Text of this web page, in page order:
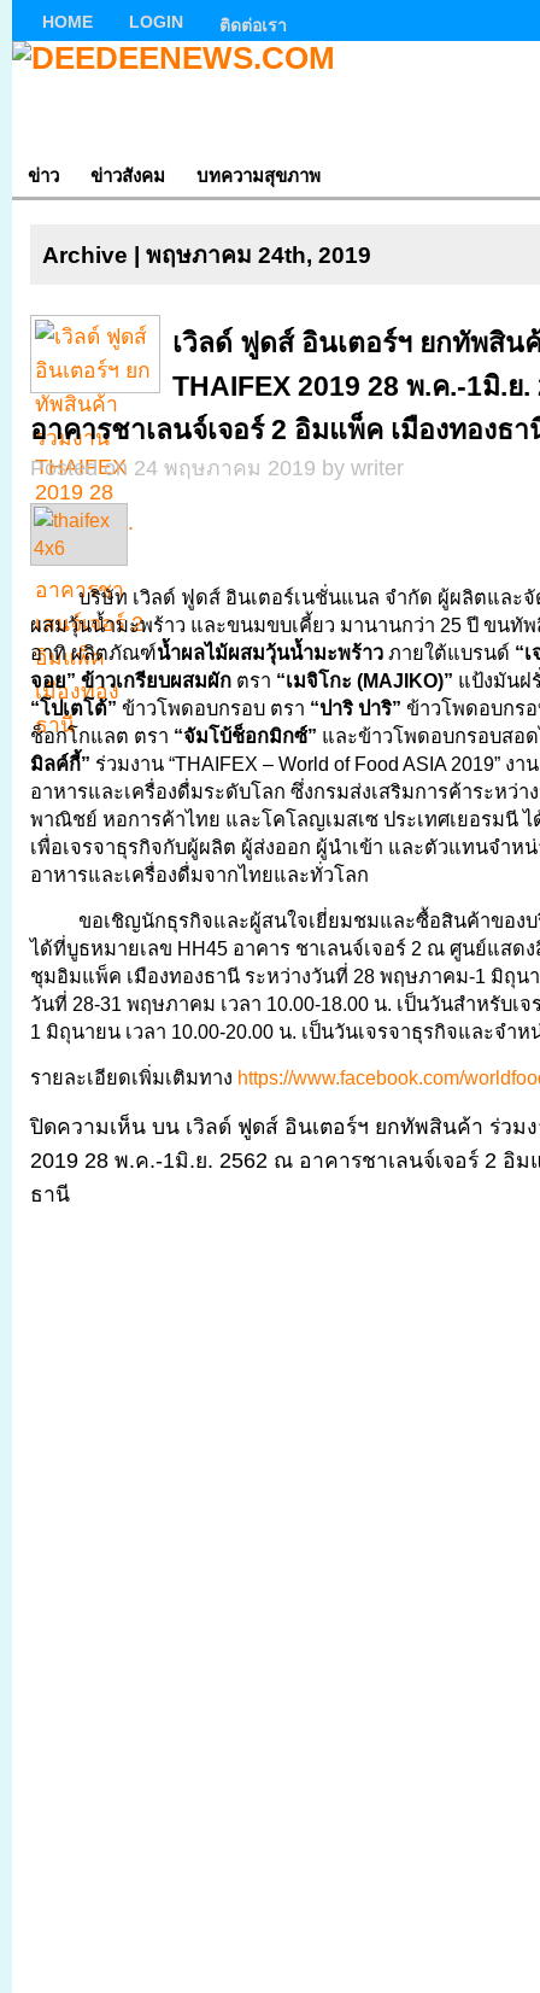
HOME LOGIN ติดต่อเรา
ข่าว ข่าวสังคม บทความสุขภาพ
Archive | พฤษภาคม 24th, 2019
เวิลด์ ฟูดส์ อินเตอร์ฯ ยกทัพสิน
THAIFEX 2019 28 พ.ค.-1มิ.ย
อาคารชาเลนจ์เจอร์ 2 อิมแพ็ค เมืองทองธา
Posted on 24 พฤษภาคม 2019 by writer
บริษัท เวิลด์ ฟูดส์ อินเตอร์เนชั่นแนล จำกัด ผู้ผลิตและ
ผสมวุ้นน้ำมะพร้าว และขนมขบเคี้ยว มานานกว่า 25 ปี ขนทั
อาทิ ผลิตภัณฑ์น้ำผลไม้ผสมวุ้นน้ำมะพร้าว ภายใต้แบรนด์ “
จอย” ข้าวเกรียบผสมผัก ตรา “เมจิโกะ (MAJIKO)” แป้งมันฝ
“โปเตโต้” ข้าวโพดอบกรอบ ตรา “ปาริ ปาริ” ข้าวโพดอบกร
ช็อกโกแลต ตรา “จัมโบ้ช็อกมิกซ์” และข้าวโพดอบกรอบสอ
มิลค์กี้” ร่วมงาน “THAIFEX – World of Food ASIA 2019” ง
อาหารและเครื่องดื่มระดับโลก ซึ่งกรมส่งเสริมการค้าระหว่า
พาณิชย์ หอการค้าไทย และโคโลญเมสเซ ประเทศเยอรมนี
เพื่อเจรจาธุรกิจกับผู้ผลิต ผู้ส่งออก ผู้นำเข้า และตัวแทนจำห
อาหารและเครื่องดื่มจากไทยและทั่วโลก
ขอเชิญนักธุรกิจและผู้สนใจเยี่ยมชมและซื้อสินค้าของ
ได้ที่บูธหมายเลข HH45 อาคาร ชาเลนจ์เจอร์ 2 ณ ศูนย์แสด
ชุมอิมแพ็ค เมืองทองธานี ระหว่างวันที่ 28 พฤษภาคม-1 มิถุน
วันที่ 28-31 พฤษภาคม เวลา 10.00-18.00 น. เป็นวันสำหรับเ
1 มิถุนายน เวลา 10.00-20.00 น. เป็นวันเจรจาธุรกิจและจำห
รายละเอียดเพิ่มเติมทาง https://www.facebook.com/
ปิดความเห็น บน เวิลด์ ฟูดส์ อินเตอร์ฯ ยกทัพสินค้า ร่วม
2019 28 พ.ค.-1มิ.ย. 2562 ณ อาคารชาเลนจ์เจอร์ 2 อิม
ธานี